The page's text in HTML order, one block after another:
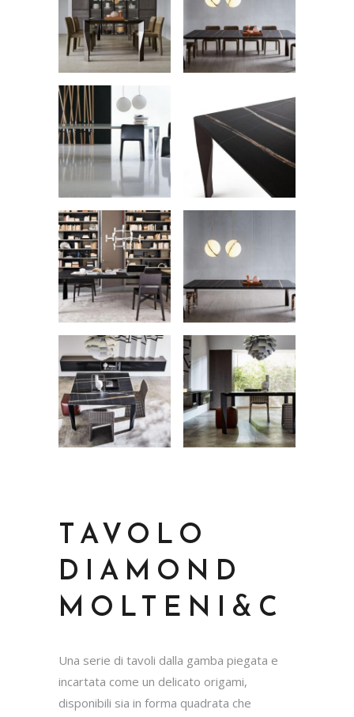
TAVOLO
DIAMOND
MOLTENI&C
Una serie di tavoli dalla gamba piegata e
incartata come un delicato origami,
disponibili sia in forma quadrata che